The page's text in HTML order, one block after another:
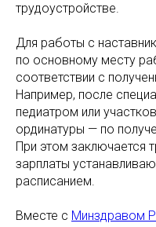
трудоустройстве.
Для работы с
по основному месту
соответствии с
Например, после
педиатром или
ординатуры — по
При этом заключается
зарплаты
расписанием.
Вместе с Минздравом